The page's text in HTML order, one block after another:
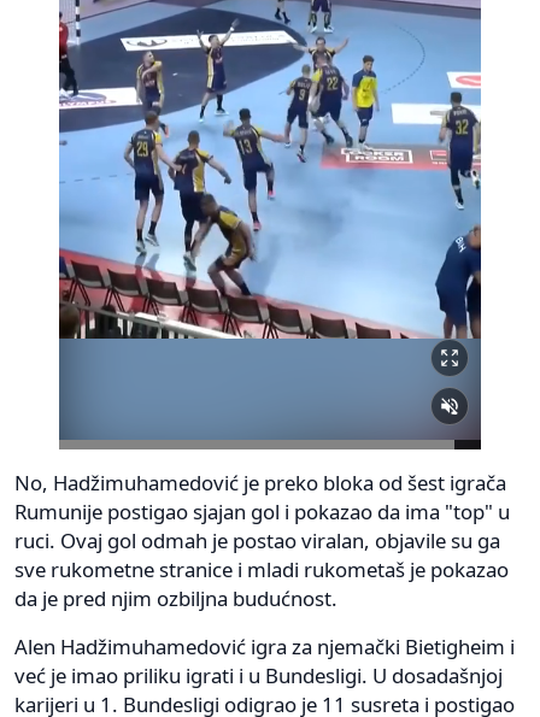
No, Hadžimuhamedović je preko bloka od šest igrača
Rumunije postigao sjajan gol i pokazao da ima "top" u
ruci. Ovaj gol odmah je postao viralan, objavile su ga
sve rukometne stranice i mladi rukometaš je pokazao
da je pred njim ozbiljna budućnost.
Alen Hadžimuhamedović igra za njemački Bietigheim i
već je imao priliku igrati i u Bundesligi. U dosadašnjoj
karijeri u 1. Bundesligi odigrao je 11 susreta i postigao